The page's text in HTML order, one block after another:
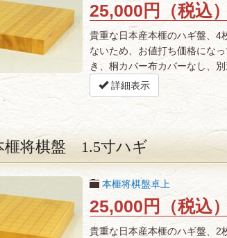
25,000円（税込）
貴重な日本産本榧のハギ盤、4
ないため、お値打ち価格にな
き、桐カバー布カバーなし、
詳細表示
榧将棋盤 1.5寸ハギ
本榧将棋盤卓上
25,000円（税込）
貴重な日本産本榧のハギ盤、2